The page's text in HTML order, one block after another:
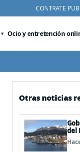
CONTRATE
Ocio y entretención
Otras noticias
del
y